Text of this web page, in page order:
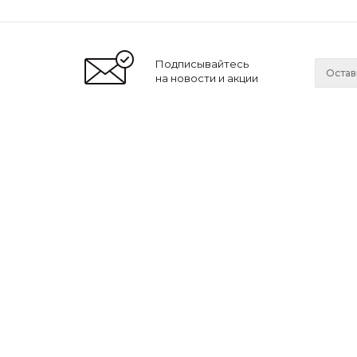
Подписывайтесь
на новости и акции